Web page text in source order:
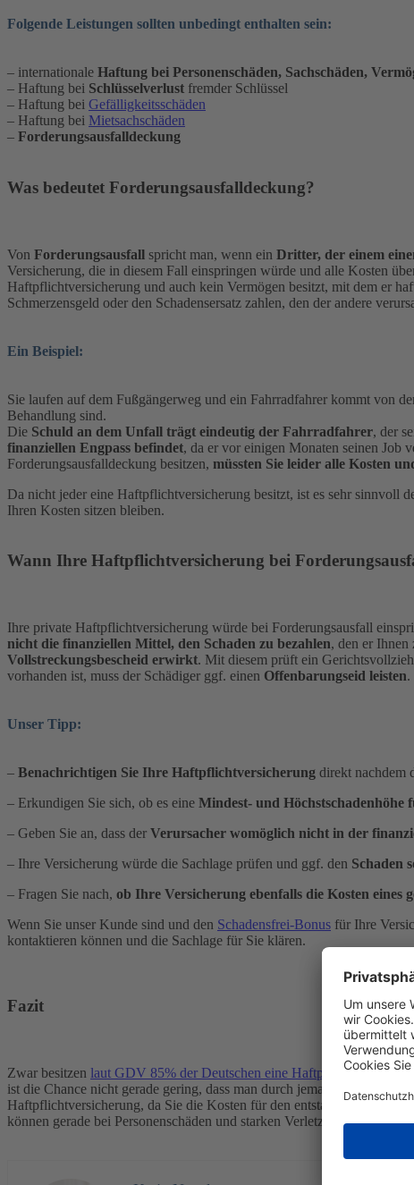
Folgende Leistungen sollten unbedingt enthalten sein:
– internationale Haftung bei Personenschäden, Sachschäden,
– Haftung bei Schlüsselverlust fremder Schlüssel
– Haftung bei Gefälligkeitsschäden
– Haftung bei Mietsachschäden
– Forderungsausfalldeckung
Was bedeutet Forderungsausfalldeckung?
Von Forderungsausfall spricht man, wenn ein Dritter, der einem
Versicherung, die in diesem Fall einspringen würde und alle Kosten
Haftpflichtversicherung und auch kein Vermögen besitzt, mit dem er
Schmerzensgeld oder den Schadensersatz zahlen, den der andere
Ein Beispiel:
Sie laufen auf dem Fußgängerweg und ein Fahrradfahrer kommt von
Behandlung sind.
Die Schuld an dem Unfall trägt eindeutig der Fahrradfahrer, der
finanziellen Engpass befindet, da er vor einigen Monaten seinen Job
Forderungsausfalldeckung besitzen, müssten Sie leider alle Kosten
Da nicht jeder eine Haftpflichtversicherung besitzt, ist es sehr sinnvoll
Ihren Kosten sitzen bleiben.
Wann Ihre Haftpflichtversicherung bei
Ihre private Haftpflichtversicherung würde bei Forderungsausfall
nicht die finanziellen Mittel, den Schaden zu bezahlen, den er
Vollstreckungsbescheid erwirkt. Mit diesem prüft ein
vorhanden ist, muss der Schädiger ggf. einen Offenbarungseid leisten.
Unser Tipp:
– Benachrichtigen Sie Ihre Haftpflichtversicherung direkt nachdem
– Erkundigen Sie sich, ob es eine Mindest- und Höchstschadenhöhe
– Geben Sie an, dass der Verursacher womöglich nicht in der
– Ihre Versicherung würde die Sachlage prüfen und ggf. den Schaden
– Fragen Sie nach, ob Ihre Versicherung ebenfalls die Kosten
Wenn Sie unser Kunde sind und den Schadensfrei-Bonus für Ihre
kontaktieren können und die Sachlage für Sie klären.
Fazit
Zwar besitzen laut GDV 85% der Deutschen eine
ist die Chance nicht gerade gering, dass man durch jemanden
Haftpflichtversicherung, da Sie die Kosten für den entstandenen
können gerade bei Personenschäden und starken Verletzungen Kosten